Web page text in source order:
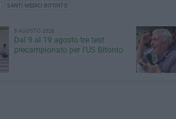
SANTI MEDICI BITONTO
8 AGOSTO 2026
Dal 9 al 19 agosto tre test
precampionato per l'US Bitonto